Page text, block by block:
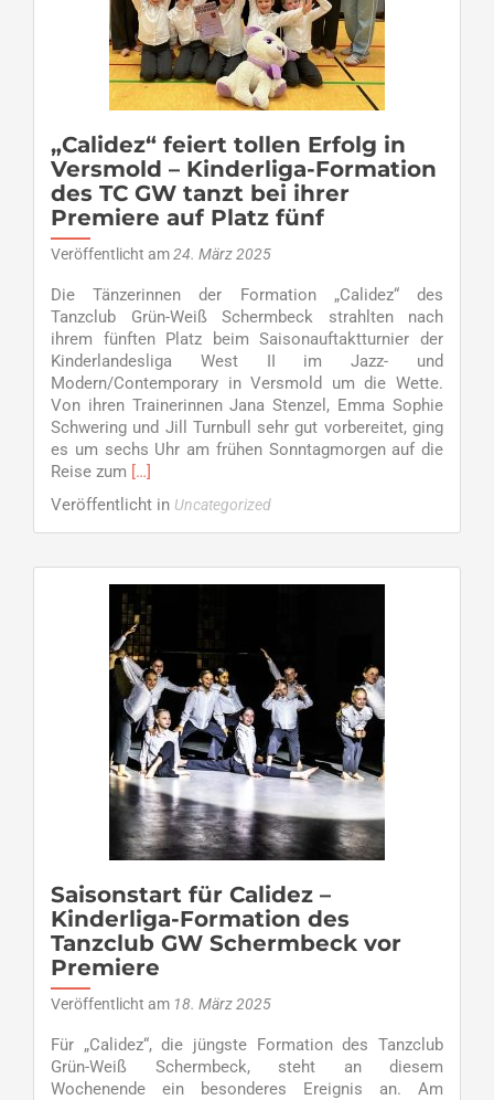
Uhr
in
Bielefeld
„Calidez“ feiert tollen Erfolg in
Versmold – Kinderliga-Formation
des TC GW tanzt bei ihrer
Premiere auf Platz fünf
Veröffentlicht am24. März 2025
Die Tänzerinnen der Formation „Calidez“ des
Tanzclub Grün-Weiß Schermbeck strahlten nach
ihrem fünften Platz beim Saisonauftaktturnier der
Kinderlandesliga West II im Jazz- und
Modern/Contemporary in Versmold um die Wette.
Von ihren Trainerinnen Jana Stenzel, Emma Sophie
Schwering und Jill Turnbull sehr gut vorbereitet, ging
es um sechs Uhr am frühen Sonntagmorgen auf die
Reise zum Read
more
about
„Calidez“
tollen
Erfolg
in
Versmold
–
Kinderliga-
Formation
des
TC
GW
tanzt
bei
ihrer
auf
Platz
fünf
[…]
Veröffentlicht in Uncategorized
Saisonstart für Calidez –
Kinderliga-Formation des
Tanzclub GW Schermbeck vor
Premiere
Veröffentlicht am 18. März 2025
Für „Calidez“, die jüngste Formation des Tanzclub
Grün-Weiß Schermbeck, steht an diesem
Wochenende ein besonderes Ereignis an. Am